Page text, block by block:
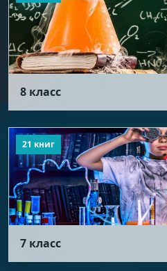
8 класс
21 книг
7 класс